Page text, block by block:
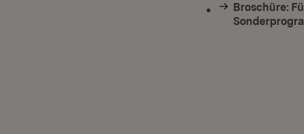
Broschüre: